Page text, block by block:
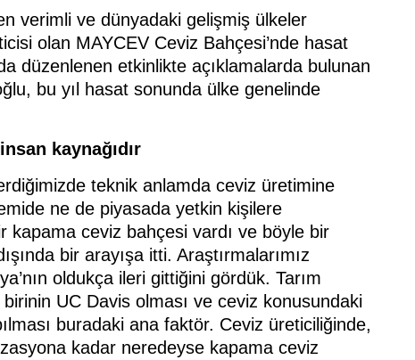
verimli ve dünyadaki gelişmiş ülkeler
olan MAYCEV Ceviz Bahçesi’nde hasat
düzenlenen etkinlikte açıklamalarda bulunan
bu yıl hasat sonunda ülke genelinde
kaynağıdır
teknik anlamda ceviz üretimine
ne de piyasada yetkin kişilere
kapama ceviz bahçesi vardı ve böyle bir
bir arayışa itti. Araştırmalarımız
oldukça ileri gittiğini gördük. Tarım
UC Davis olması ve ceviz konusundaki
buradaki ana faktör. Ceviz üreticiliğinde,
kadar neredeyse kapama ceviz